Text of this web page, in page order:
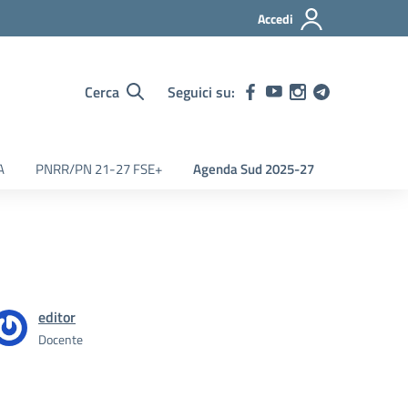
Accedi
Cerca Seguici su:
PNRR/PN 21-27 FSE+ Agenda Sud 2025-27
editor
Docente